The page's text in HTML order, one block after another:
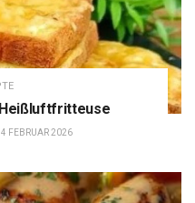
FEBRUAR 2026